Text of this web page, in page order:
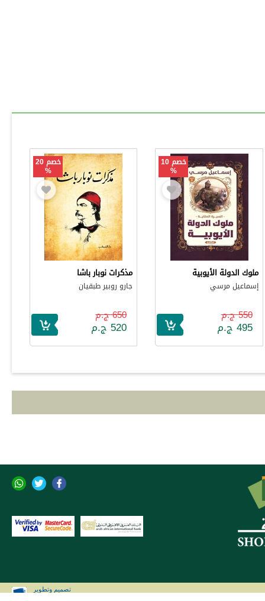
خصم 10
%
ملوك الدولة الأيوبية
إسماعيل مرسي
550 ج.م
495 ج.م
خصم 20
%
مذكرات نوبار باشا
جارو روبير طبقيان
650 ج.م
520 ج.م
تصميم وتطوير